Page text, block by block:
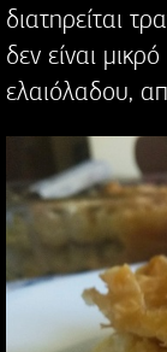
διατηρείται
δεν είναι
ελαιόλαδου,